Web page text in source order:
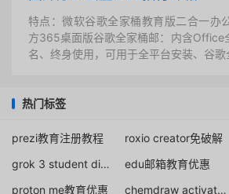
特点：微软谷歌全家桶教育版二合一办
方365桌面版谷歌全家桶邮：内含Office
名、终身使用，可用于全平台安装、谷歌
热门标签
prezi教育注册教程 roxio creator免破解
grok 3 student discount
edu邮箱教育优惠
proton me教育优惠
chemdraw activation code